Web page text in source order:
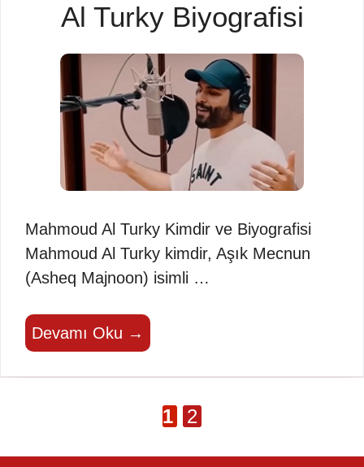
Al Turky Biyografisi
Mahmoud Al Turky Kimdir ve Biyografisi
Mahmoud Al Turky kimdir, Aşık Mecnun
(Asheq Majnoon) isimli …
Devamı Oku →
Sayfa
1 Sayfa
2